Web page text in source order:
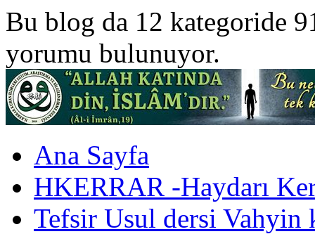
Bu blog da 12 kategoride
yorumu bulunuyor.
Ana Sayfa
HKERRAR -Haydarı
Tefsir Usul dersi Vahyin